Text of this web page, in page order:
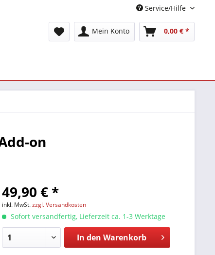
Service/Hilfe
Mein Konto 0,00 € *
on
49,90 € *
inkl. MwSt.zzgl. Versandkosten
Sofort versandfertig, Lieferzeit ca. 1-3 Werktage
In den Warenkorb